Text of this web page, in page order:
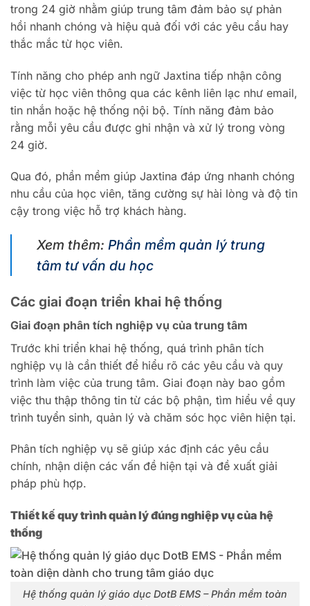
trong 24 giờ nhằm giúp trung tâm đảm bảo sự phản
hồi nhanh chóng và hiệu quả đối với các yêu cầu hay
thắc mắc từ học viên.
Tính năng cho phép anh ngữ Jaxtina tiếp nhận công
việc từ học viên thông qua các kênh liên lạc như email,
tin nhắn hoặc hệ thống nội bộ. Tính năng đảm bảo
rằng mỗi yêu cầu được ghi nhận và xử lý trong vòng
24 giờ.
Qua đó, phần mềm giúp Jaxtina đáp ứng nhanh chóng
nhu cầu của học viên, tăng cường sự hài lòng và độ tin
cậy trong việc hỗ trợ khách hàng.
Xem thêm: Phần mềm quản lý trung
tâm tư vấn du học
Các giai đoạn triển khai hệ thống
Giai đoạn phân tích nghiệp vụ của trung tâm
Trước khi triển khai hệ thống, quá trình phân tích
nghiệp vụ là cần thiết để hiểu rõ các yêu cầu và quy
trình làm việc của trung tâm. Giai đoạn này bao gồm
việc thu thập thông tin từ các bộ phận, tìm hiểu về quy
trình tuyển sinh, quản lý và chăm sóc học viên hiện tại.
Phân tích nghiệp vụ sẽ giúp xác định các yêu cầu
chính, nhận diện các vấn đề hiện tại và đề xuất giải
pháp phù hợp.
Thiết kế quy trình quản lý đúng nghiệp vụ của hệ
thống
Hệ thống quản lý giáo dục DotB EMS – Phần mềm toàn